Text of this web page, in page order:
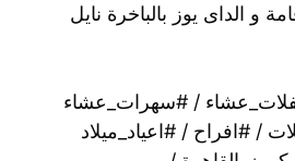
و الداى يوز بالباخرة نايل
/ #سهرات_عشاء
/ #افراح / #اعياد_ميلاد